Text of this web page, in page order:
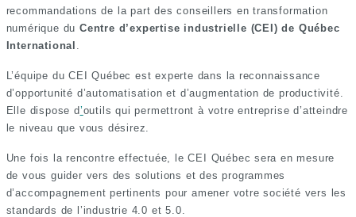
recommandations de la part des conseillers en transformation
numérique du Centre d’expertise industrielle (CEI) de Québec
International .
L’équipe du CEI Québec est experte dans la reconnaissance
d’opportunité d’automatisation et d’augmentation de productivité.
Elle dispose d’outils qui permettront à votre entreprise d’atteindre
le niveau que vous désirez.
Une fois la rencontre effectuée, le CEI Québec sera en mesure
de vous guider vers des solutions et des programmes
d’accompagnement pertinents pour amener votre société vers les
standards de l’industrie 4.0 et 5.0.